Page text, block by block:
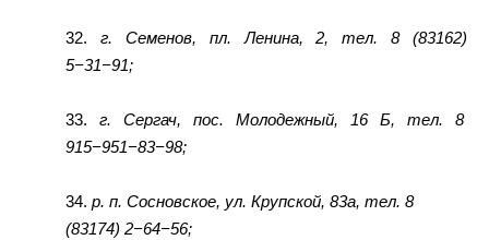
32. г. Семенов, пл. Ленина, 2, тел. 8 (83162)
5−31−91;
33. г. Сергач, пос. Молодежный, 16 Б, тел. 8
915−951−83−98;
34. р. п. Сосновское, ул. Крупской, 83а, тел. 8
(83174) 2−64−56;